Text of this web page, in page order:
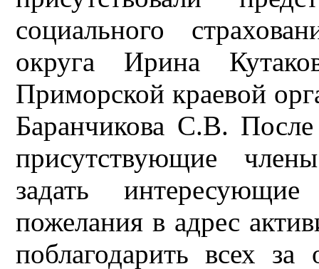
социального
округа Ирина
Приморской краевой
Баранчикова С.В.
присутствующие
задать
пожелания в адрес
поблагодарить всех